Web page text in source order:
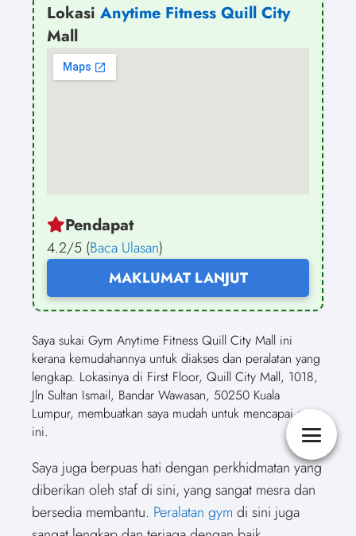
Lokasi Anytime Fitness Quill City
Mall
Pendapat
4.2/5 (Baca Ulasan)
MAKLUMAT LANJUT
Saya sukai Gym Anytime Fitness Quill City Mall ini
kerana kemudahannya untuk diakses dan peralatan yang
lengkap. Lokasinya di First Floor, Quill City Mall, 1018,
Jln Sultan Ismail, Bandar Wawasan, 50250 Kuala
Lumpur, membuatkan saya mudah untuk mencapai gym
ini.
Saya juga berpuas hati dengan perkhidmatan yang
diberikan oleh staf di sini, yang sangat mesra dan
bersedia membantu. Peralatan gym di sini juga